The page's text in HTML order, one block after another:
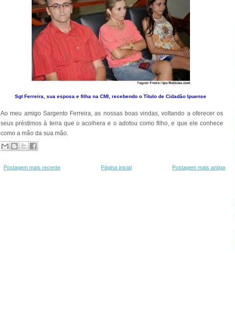
Sgt Ferreira, sua esposa e filha na CMI, recebendo o Título de Cidadão Ipuense
Ao meu amigo Sargento Ferreira, as nossas boas vindas, voltando a oferecer os
seus préstimos à terra que o acolhera e o adotou como filho, e que ele conhece
como a mão da sua mão.
Postagem mais recente Postagem mais antiga
Página inicial